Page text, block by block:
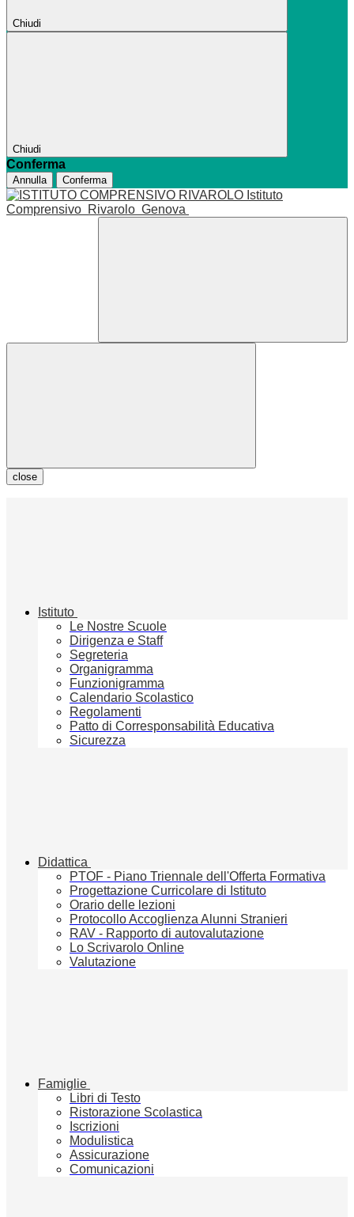
Chiudi
Chiudi
Conferma
Annulla Conferma
Istituto
Comprensivo Rivarolo Genova
close
Istituto
Le Nostre Scuole
Dirigenza e Staff
Segreteria
Organigramma
Funzionigramma
Calendario Scolastico
Regolamenti
Patto di Corresponsabilità Educativa
Sicurezza
Didattica
PTOF - Piano Triennale dell'Offerta Formativa
Progettazione Curricolare di Istituto
Orario delle lezioni
Protocollo Accoglienza Alunni Stranieri
RAV - Rapporto di autovalutazione
Lo Scrivarolo Online
Valutazione
Famiglie
Libri di Testo
Ristorazione Scolastica
Iscrizioni
Modulistica
Assicurazione
Comunicazioni